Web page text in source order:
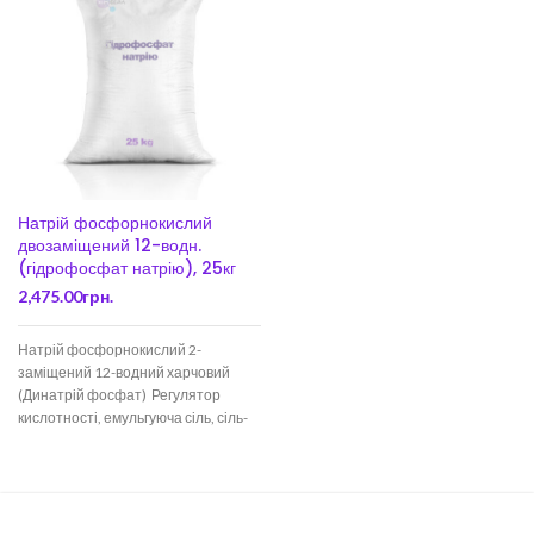
Натрій фосфорнокислий
двозаміщений 12-водн.
(гідрофосфат натрію), 25кг
2,475.00грн.
Натрій фосфорнокислий 2-
заміщений 12-водний харчовий
(Динатрій фосфат) Регулятор
кислотності, емульгуюча сіль, сіль-